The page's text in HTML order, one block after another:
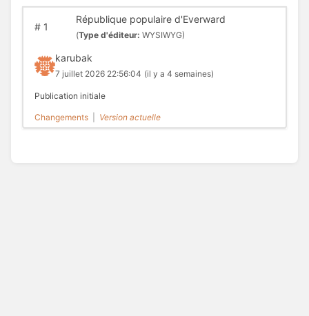
#1
République populaire d'Everward
(Type d'éditeur: WYSIWYG)
karubak
7 juillet 2026 22:56:04 (il y a 4 semaines)
Publication initiale
Changements Version actuelle